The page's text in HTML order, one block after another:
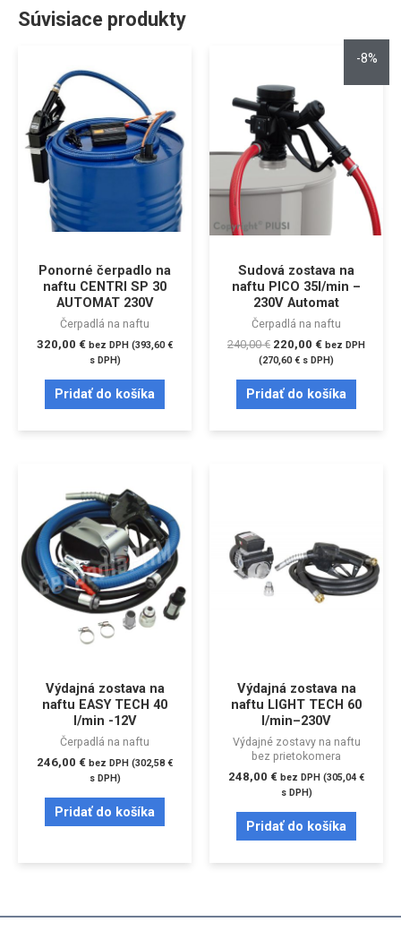
Súvisiace produkty
Ponorné čerpadlo na
naftu CENTRI SP 30
AUTOMAT 230V
Čerpadlá na naftu
320,00 € bez DPH (393,60€
s DPH)
Pridať do košíka
-8%
Sudová zostava na
naftu PICO 35l/min –
230V Automat
Čerpadlá na naftu
240,00€ 220,00 € bez DPH
(270,60€ s DPH)
Pridať do košíka
Výdajná zostava na
naftu EASY TECH 40
l/min -12V
Čerpadlá na naftu
246,00 € bez DPH (302,58 €
s DPH)
Pridať do košíka
Výdajná zostava na
naftu LIGHT TECH 60
l/min–230V
Výdajné zostavy na naftu
bez prietokomera
248,00 € bez DPH (305,04 €
s DPH)
Pridať do košíka